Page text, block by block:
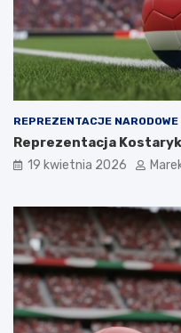
REPREZENTACJE NARODOWE
Reprezentacja
19 kwietnia 2026